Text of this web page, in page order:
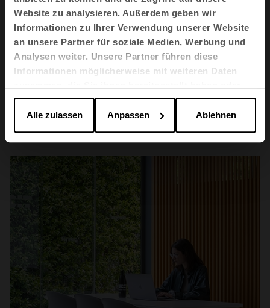
Website zu analysieren. Außerdem geben wir
Informationen zu Ihrer Verwendung unserer Website
an unsere Partner für soziale Medien, Werbung und
Analysen weiter. Unsere Partner führen diese
Informationen möglicherweise mit weiteren Daten
die sie im Rahmen Ihrer Nutzung der Dienste
gesammelt haben.
Alle zulassen Anpassen Ablehnen
Gesundheitswesen
Hospital Vithas